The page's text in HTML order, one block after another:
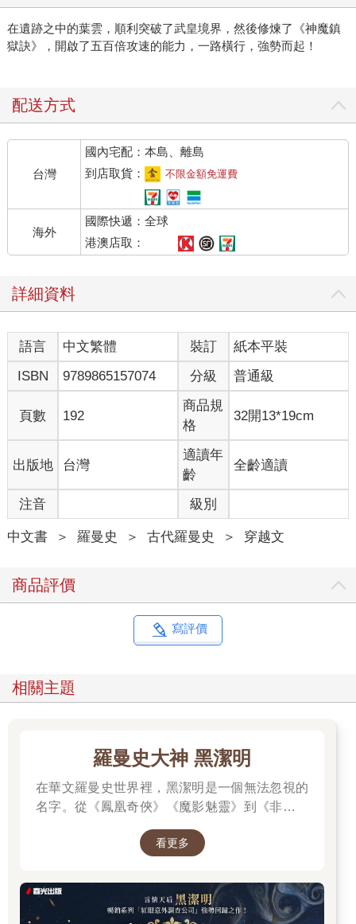
在遺跡之中的葉雲，順利突破了武皇境界，然後修煉了《神魔鎮
獄訣》，開啟了五百倍攻速的能力，一路橫行，強勢而起！
配送方式
台灣
國內宅配：本島、離島
到店取貨：
不限金額免運費
海外
國際快遞：全球
港澳店取：
詳細資料
語言 中文繁體 裝訂
紙本平裝
ISBN
9789865157074 分級 普通級
頁數 192
商品規
格
32開13*19cm
出版地 台灣
適讀年
齡
全齡適讀
注音 級別
中文書 ＞ 羅曼史 ＞ 古代羅曼史 ＞ 穿越文
商品評價
寫評價
相關主題
羅曼史大神 黑潔明
在華文羅曼史世界裡，黑潔明是一個無法忽視的
名字。從《鳳凰奇俠》《魔影魅靈》到《非常保
韌、男性的深情，以及愛情裡的冒險與羈絆。這
的《紅眼》系列最新一集──《鬼牌》，用最擅長
的敘事節奏與劇情張力，讓讀者一頁接一頁無法
看更多